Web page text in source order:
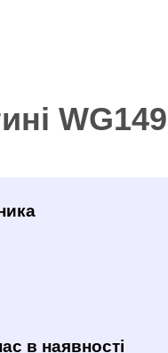
в наявності